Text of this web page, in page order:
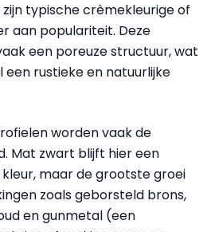
typische crèmekleurige of
aan populariteit. Deze
een poreuze structuur, wat
rustieke en natuurlijke
worden vaak de
Mat zwart blijft hier een
maar de grootste groei
zoals geborsteld brons,
en gunmetal (een